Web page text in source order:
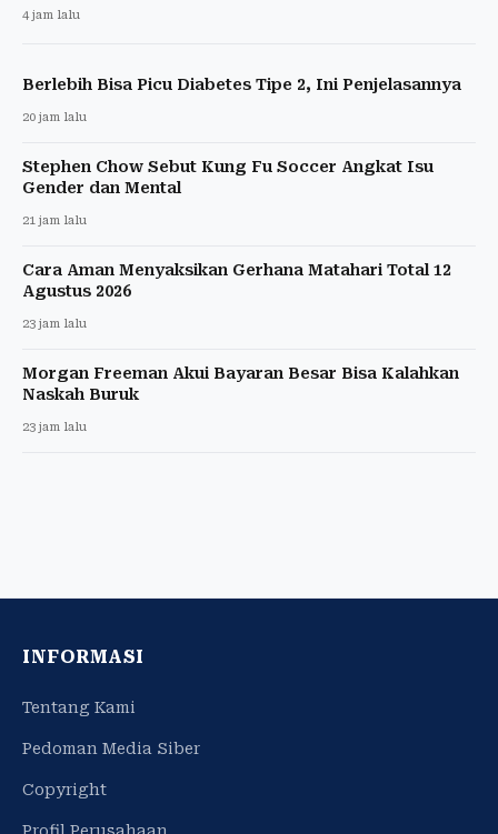
4 jam lalu
Berlebih Bisa Picu Diabetes Tipe 2, Ini Penjelasannya
20 jam lalu
Stephen Chow Sebut Kung Fu Soccer Angkat Isu
Gender dan Mental
21 jam lalu
Cara Aman Menyaksikan Gerhana Matahari Total 12
Agustus 2026
23 jam lalu
Morgan Freeman Akui Bayaran Besar Bisa Kalahkan
Naskah Buruk
23 jam lalu
INFORMASI
Tentang Kami
Pedoman Media Siber
Copyright
Profil Perusahaan